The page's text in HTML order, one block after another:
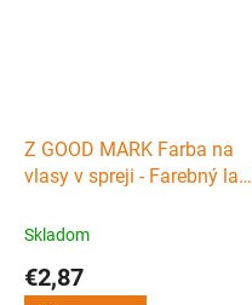
Z GOOD MARK Farba na
vlasy v spreji - Farebný lak
Skladom
€2,87